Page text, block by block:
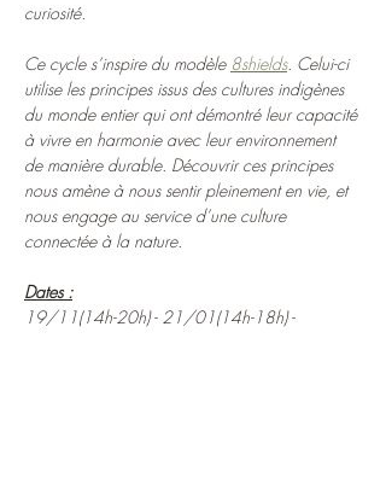
curiosité.
Ce cycle s’inspire du modèle 8shields. Celui-ci
utilise les principes issus des cultures indigènes
du monde entier qui ont démontré leur capacité
à vivre en harmonie avec leur environnement
de manière durable. Découvrir ces principes
nous amène à nous sentir pleinement en vie, et
nous engage au service d’une culture
connectée à la nature.
Dates :
19/11(14h-20h) - 21/01(14h-18h) -